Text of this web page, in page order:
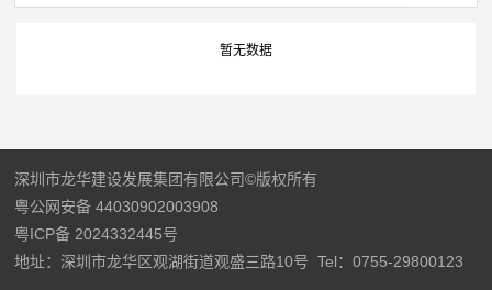
暂无数据
深圳市龙华建设发展集团有限公司©版权所有
粤公网安备 44030902003908
粤ICP备 2024332445号
地址：深圳市龙华区观湖街道观盛三路10号 Tel：0755-29800123